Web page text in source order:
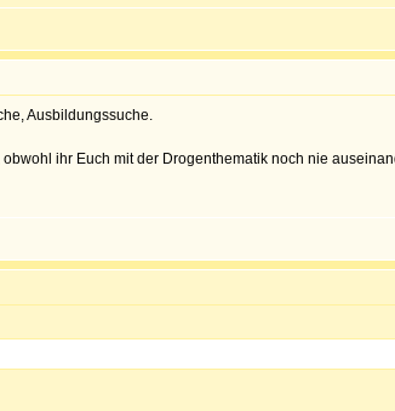
Ausbildungssuche.
ihr Euch mit der Drogenthematik noch nie